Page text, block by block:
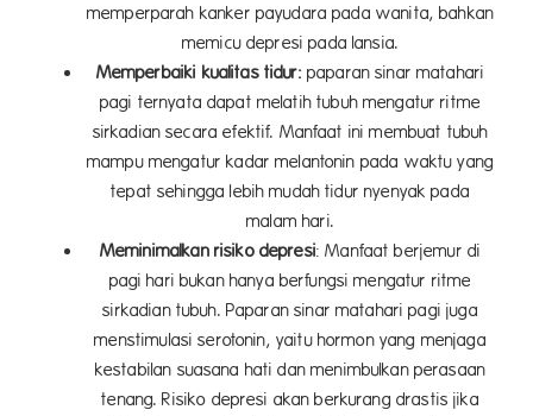
memperparah kanker payudara pada wanita, bahkan
memicu depresi pada lansia.
Memperbaiki kualitas tidur: paparan sinar matahari
pagi ternyata dapat melatih tubuh mengatur ritme
sirkadian secara efektif. Manfaat ini membuat tubuh
mampu mengatur kadar melantonin pada waktu yang
tepat sehingga lebih mudah tidur nyenyak pada
malam hari.
Meminimalkan risiko depresi: Manfaat berjemur di
pagi hari bukan hanya berfungsi mengatur ritme
sirkadian tubuh. Paparan sinar matahari pagi juga
menstimulasi serotonin, yaitu hormon yang menjaga
kestabilan suasana hati dan menimbulkan perasaan
tenang. Risiko depresi akan berkurang drastis jika